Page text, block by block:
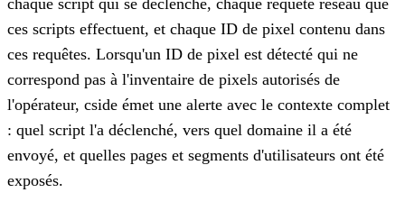
ces scripts effectuent, et chaque ID de pixel contenu dans
ces requêtes. Lorsqu'un ID de pixel est détecté qui ne
correspond pas à l'inventaire de pixels autorisés de
l'opérateur, cside émet une alerte avec le contexte complet
: quel script l'a déclenché, vers quel domaine il a été
envoyé, et quelles pages et segments d'utilisateurs ont été
exposés.